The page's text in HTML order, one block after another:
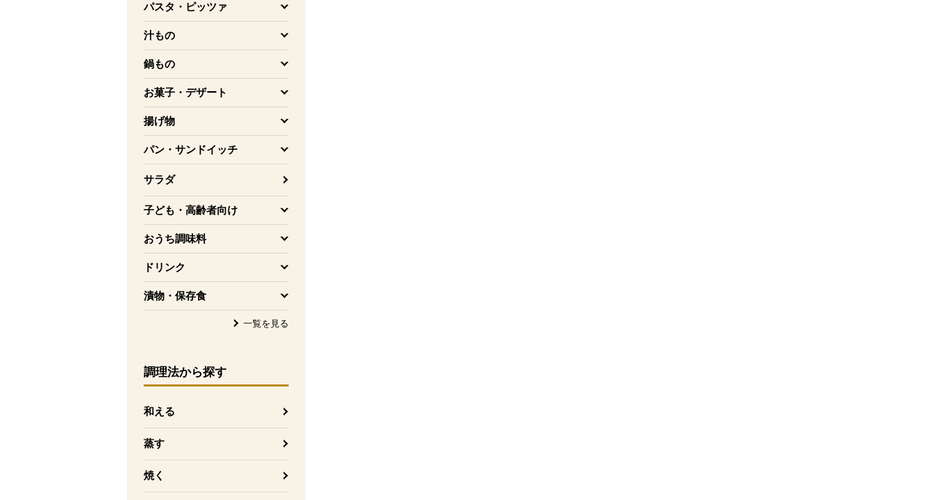
パスタ・ピッツァ
を開く
汁もの
を開く
鍋もの
を開く
お菓子・デザート
を開く
揚げ物
を開く
パン・サンドイッチ
を開く
サラダ
子ども・高齢者向け
を開く
おうち調味料
を開く
ドリンク
を開く
漬物・保存食
を開く
一覧を見る
調理法から探す
和える
蒸す
焼く